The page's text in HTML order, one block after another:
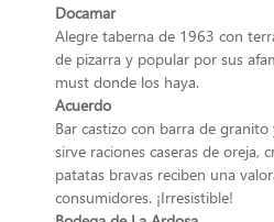
Docamar
Alegre taberna de 1963 con
de pizarra y popular por sus
must donde los haya.
Acuerdo
Bar castizo con barra de
sirve raciones caseras de oreja,
patatas bravas reciben una
consumidores. ¡Irresistible!